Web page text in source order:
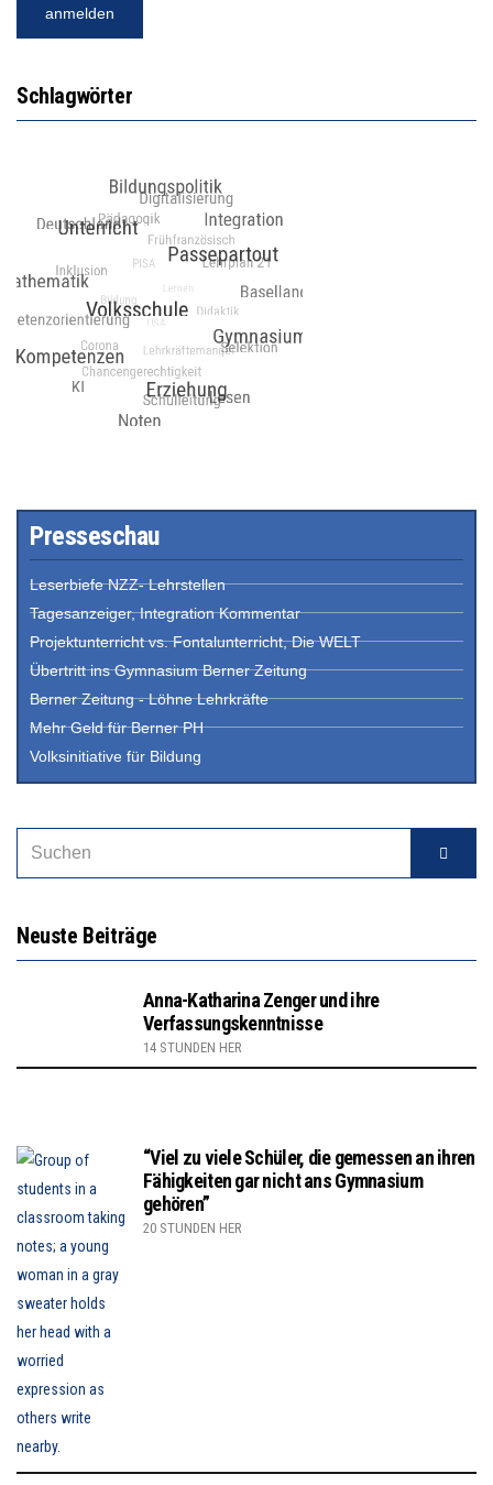
Schlagwörter
Presseschau
Leserbiefe NZZ- Lehrstellen
Tagesanzeiger, Integration Kommentar
Projektunterricht vs. Fontalunterricht, Die WELT
Übertritt ins Gymnasium Berner Zeitung
Berner Zeitung - Löhne Lehrkräfte
Mehr Geld für Berner PH
Volksinitiative für Bildung
Neuste Beiträge
Anna-Katharina Zenger und ihre
Verfassungskenntnisse
14 STUNDEN HER
“Viel zu viele Schüler, die gemessen an ihren
Fähigkeiten gar nicht ans Gymnasium
gehören”
20 STUNDEN HER